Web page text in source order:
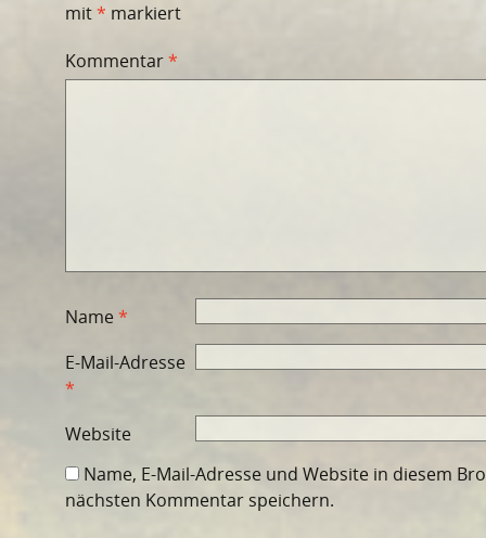
mit* markiert
Kommentar*
Name*
E-Mail-Adresse
*
Website
Name, E-Mail-Adresse und Website in diesem
nächsten Kommentar speichern.